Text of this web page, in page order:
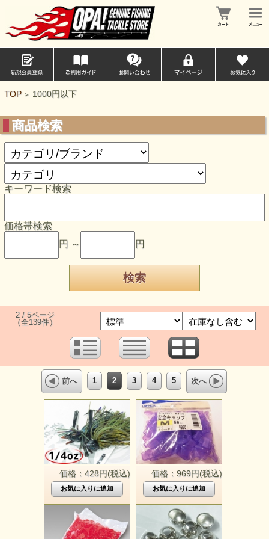
TOP > 1000円以下
商品検索
キーワード検索
価格帯検索
円 ～
円
2 / 5ページ
（全139件）
前へ 1 2 3 4 5 次へ
価格：428円(税込) 価格：969円(税込)